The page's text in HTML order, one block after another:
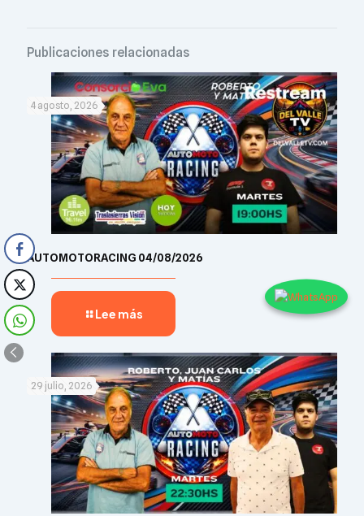
Publicaciones relacionadas
4 agosto, 2026
AUTOMOTORACING 04/08/2026
Lee más
29 julio, 2026